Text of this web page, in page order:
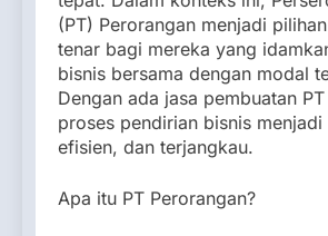
(PT) Perorangan menjadi
tenar bagi mereka yang
bisnis bersama dengan modal
Dengan ada jasa pembuatan
proses pendirian bisnis
efisien, dan terjangkau.
Apa itu PT Perorangan?